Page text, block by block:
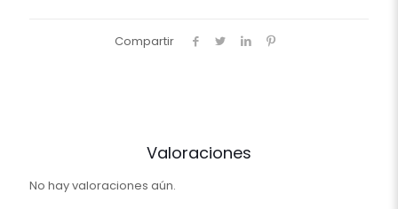
Compartir
Valoraciones
No hay valoraciones aún.